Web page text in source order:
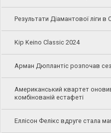
Результати Діамантової ліги в
Kip Keino Classic 2024
Арман Дюплантіс розпочав
Американський квартет
комбінованій естафеті
Еллісон Фелікс вдруге стала